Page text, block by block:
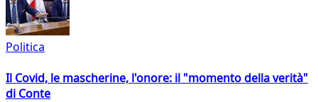
Politica
Il Covid, le mascherine, l'onore: il "momento della verità"
di Conte